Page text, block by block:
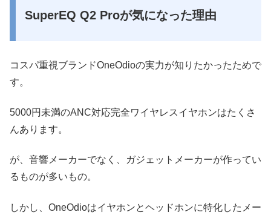
SuperEQ Q2 Proが気になった理由
コスパ重視ブランドOneOdioの実力が知りたかったためで
す。
5000円未満のANC対応完全ワイヤレスイヤホンはたくさ
んあります。
が、音響メーカーでなく、ガジェットメーカーが作ってい
るものが多いもの。
しかし、OneOdioはイヤホンとヘッドホンに特化したメー